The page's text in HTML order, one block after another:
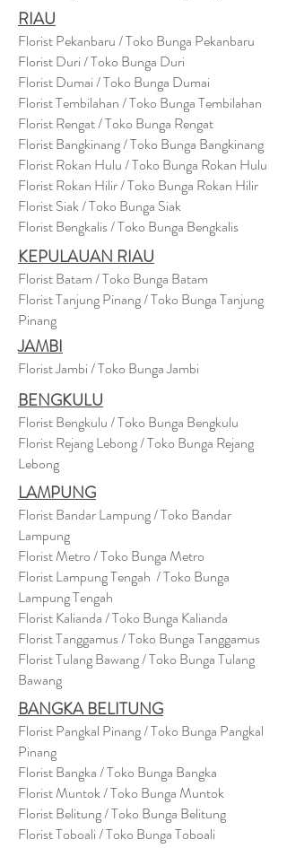
RIAU
Florist Pekanbaru / Toko Bunga Pekanbaru
Florist Duri / Toko Bunga Duri
Florist Dumai / Toko Bunga Dumai
Florist Tembilahan / Toko Bunga Tembilahan
Florist Rengat / Toko Bunga Rengat
Florist Bangkinang / Toko Bunga Bangkinang
Florist Rokan Hulu / Toko Bunga Rokan Hulu
Florist Rokan Hilir / Toko Bunga Rokan Hilir
Florist Siak / Toko Bunga Siak
Florist Bengkalis / Toko Bunga Bengkalis
KEPULAUAN RIAU
Florist Batam / Toko Bunga Batam
Florist Tanjung Pinang / Toko Bunga Tanjung
Pinang
JAMBI
Florist Jambi / Toko Bunga Jambi
BENGKULU
Florist Bengkulu / Toko Bunga Bengkulu
Florist Rejang Lebong / Toko Bunga Rejang
Lebong
LAMPUNG
Florist Bandar Lampung / Toko Bandar
Lampung
Florist Metro / Toko Bunga Metro
Florist Lampung Tengah / Toko Bunga
Lampung Tengah
Florist Kalianda / Toko Bunga Kalianda
Florist Tanggamus / Toko Bunga Tanggamus
Florist Tulang Bawang / Toko Bunga Tulang
Bawang
BANGKA BELITUNG
Florist Pangkal Pinang / Toko Bunga Pangkal
Pinang
Florist Bangka / Toko Bunga Bangka
Florist Muntok / Toko Bunga Muntok
Florist Belitung / Toko Bunga Belitung
Florist Toboali / Toko Bunga Toboali